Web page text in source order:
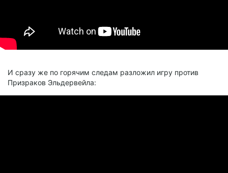
И сразу же по горячим следам разложил игру против
Призраков Эльдервейла: